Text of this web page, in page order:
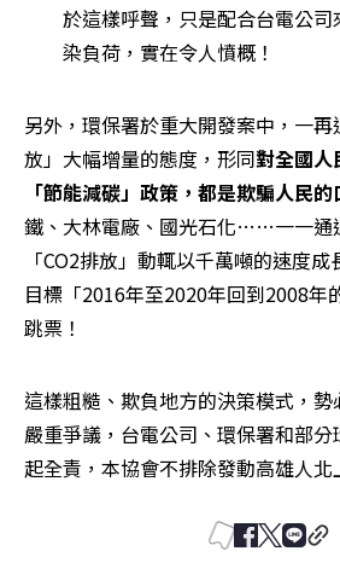
於這樣呼聲，只是配合台電公
染負荷，實在令人憤概！
另外，環保署於重大開發案中，一再
放」大幅增量的態度，形同對全國人
「節能減碳」政策，都是欺騙人民的
鐵、大林電廠、國光石化……一一通
「CO2排放」動輒以千萬噸的速度
目標「2016年至2020年回到2008年
跳票！
這樣粗糙、欺負地方的決策模式，
嚴重爭議，台電公司、環保署和部
起全責，本協會不排除發動高雄人北